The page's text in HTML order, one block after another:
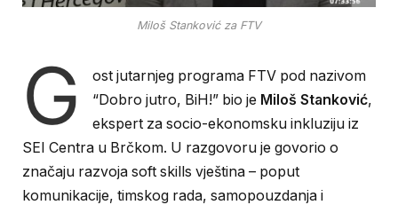
Miloš Stanković za FTV
G
ost jutarnjeg programa FTV pod nazivom
“Dobro jutro, BiH!” bio je Miloš Stanković,
ekspert za socio-ekonomsku inkluziju iz
SEI Centra u Brčkom. U razgovoru je govorio o
značaju razvoja soft skills vještina – poput
komunikacije, timskog rada, samopouzdanja i